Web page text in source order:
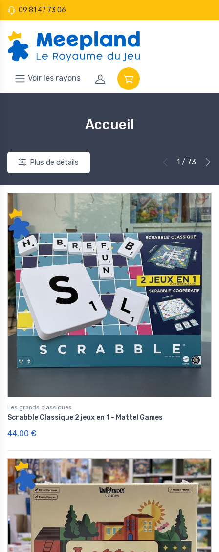
09 81 47 73 06
Voir les rayons
Accueil
Plus de détails 1 / 73
Les grands classiques
Scrabble Classique 2 jeux en 1 - Mattel Games
44,00 €